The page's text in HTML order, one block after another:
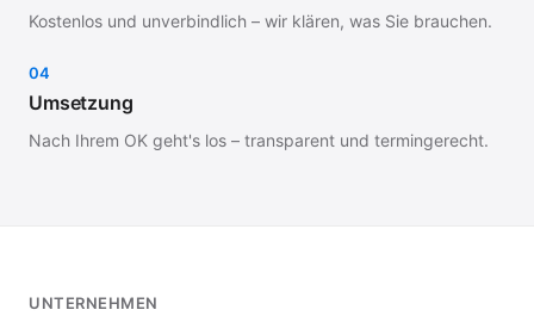
Kostenlos und unverbindlich – wir klären, was Sie brauchen.
04
Umsetzung
Nach Ihrem OK geht's los – transparent und termingerecht.
UNTERNEHMEN